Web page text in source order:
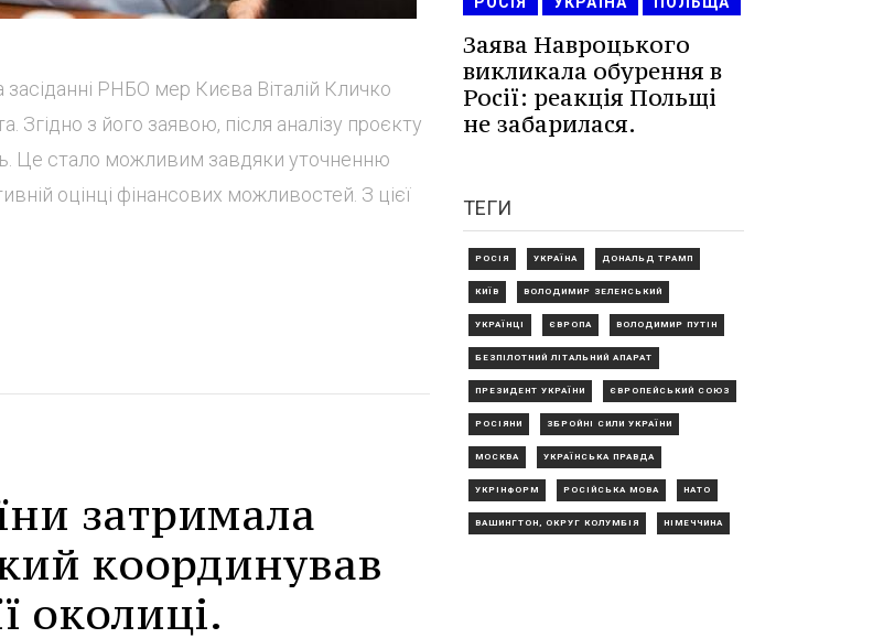
РНБО мер Києва Віталій Кличко
Згідно з його заявою, після аналізу проєкту
Це стало можливим завдяки уточненню
оцінці фінансових можливостей. З цієї
затримала
координував
околиці.
Заява Навроцького
викликала обурення в
Росії: реакція Польщі
не забарилася.
ТЕГИ
РОСІЯ УКРАЇНА ДОНАЛЬД ТРАМП
КИЇВ ВОЛОДИМИР ЗЕЛЕНСЬКИЙ
УКРАЇНЦІ ЄВРОПА ВОЛОДИМИР ПУТІН
БЕЗПІЛОТНИЙ ЛІТАЛЬНИЙ АПАРАТ
ПРЕЗИДЕНТ УКРАЇНИ ЄВРОПЕЙСЬКИЙ СОЮЗ
РОСІЯНИ ЗБРОЙНІ СИЛИ УКРАЇНИ
МОСКВА УКРАЇНСЬКА ПРАВДА
УКРІНФОРМ РОСІЙСЬКА МОВА НАТО
ВАШИНГТОН, ОКРУГ КОЛУМБІЯ НІМЕЧЧИНА